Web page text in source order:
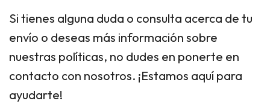
Si tienes alguna duda o consulta acerca de tu
envío o deseas más información sobre
nuestras políticas, no dudes en ponerte en
contacto con nosotros. ¡Estamos aquí para
ayudarte!